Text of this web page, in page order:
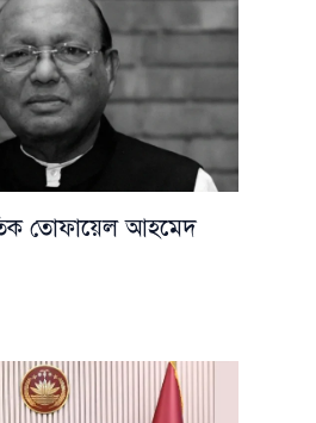
তোফায়েল আহমেদ